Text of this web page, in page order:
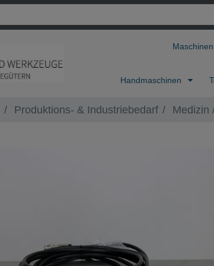
Handmaschinen
Produktions- & Industriebedarf Medizin